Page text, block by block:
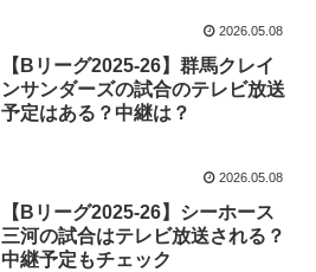
2026.05.08
【Bリーグ2025-26】群馬クレイ
ンサンダーズの試合のテレビ放送
予定はある？中継は？
2026.05.08
【Bリーグ2025-26】シーホース
三河の試合はテレビ放送される？
中継予定もチェック